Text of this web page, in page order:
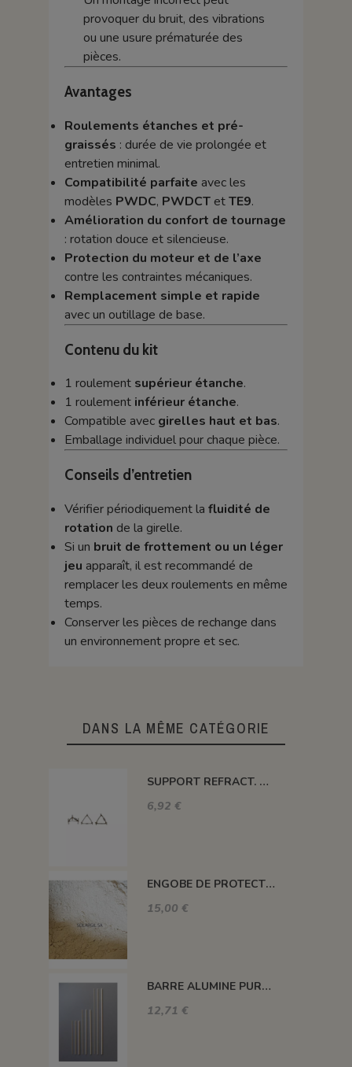
provoquer du bruit, des vibrations
ou une usure prématurée des
pièces.
Avantages
Roulements étanches et pré-
graissés : durée de vie prolongée et
entretien minimal.
Compatibilité parfaite avec les
modèles PWDC, PWDCTetTE9.
Amélioration du confort de tournage
: rotation douce et silencieuse.
Protection du moteur et de l’axe
contre les contraintes mécaniques.
Remplacement simple et rapide
avec un outillage de base.
Contenu du kit
1 roulement supérieur étanche.
1 roulement inférieur étanche.
Compatible avec girelles haut et bas.
Emballage individuel pour chaque pièce.
Conseils d’entretien
Vérifier périodiquement la fluidité de
rotation de la girelle.
Si un bruit de frottement ou un léger
jeu apparaît, il est recommandé de
remplacer les deux roulements en même
temps.
Conserver les pièces de rechange dans
un environnement propre et sec.
DANS LA MÊME CATÉGORIE
SUPPORT REFRACT. DOUBLE ROND Ø 100 MM 1260°C
6,92 €
ENGOBE DE PROTECTION POUR LES PLAQUES
15,00 €
BARRE ALUMINE PURE 1400°C L200 X 2 MM
12,71 €